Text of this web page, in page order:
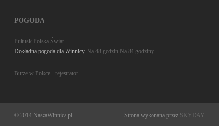
POGODA
Pułtusk Polska Świat
Dokładna pogoda dla Winnicy. Na 48 godzin Na 84 godziny
Burze w Polsce - rejestrator
© 2014 NaszaWinnica.pl Strona wykonana przez SKYDAY